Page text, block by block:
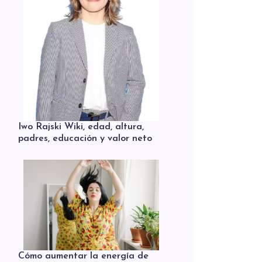
Iwo Rajski Wiki, edad, altura,
padres, educación y valor neto
Cómo aumentar la energía de